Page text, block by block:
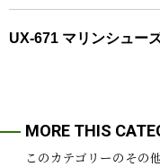
UX-671 マリンシュー
MORE THIS
このカテゴリーのその